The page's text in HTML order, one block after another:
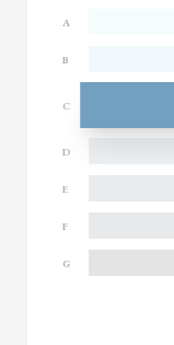
A
B
C
D
E
F
G